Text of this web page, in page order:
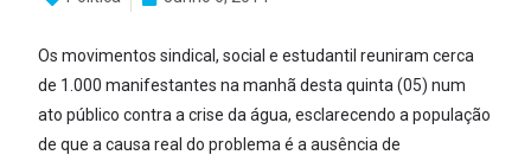
Os movimentos sindical, social e estudantil reuniram cerca
de 1.000 manifestantes na manhã desta quinta (05) num
ato público contra a crise da água, esclarecendo a população
de que a causa real do problema é a ausência de